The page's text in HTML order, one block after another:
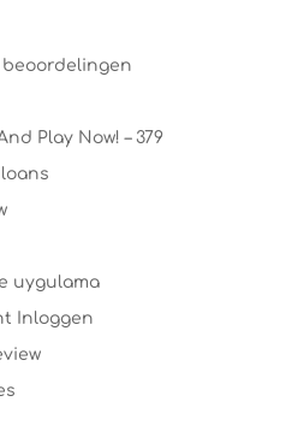
Play Now! – 379
uygulama
Inloggen